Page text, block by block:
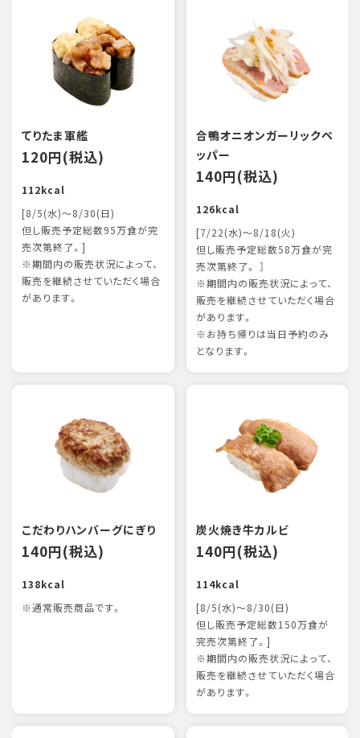
てりたま軍艦
120円(税込)
112kcal
[8/5(水)～8/30(日)
但し販売予定総数95万食が完
売次第終了。]
※期間内の販売状況によって、
販売を継続させていただく場合
があります。
合鴨オニオンガーリックペ
ッパー
140円(税込)
126kcal
[7/22(水)～8/18(火)
但し販売予定総数58万食が完
売次第終了。 ］
※期間内の販売状況によって、
販売を継続させていただく場合
があります。
※お持ち帰りは当日予約のみ
となります。
こだわりハンバーグにぎり
140円(税込)
138kcal
※通常販売商品です。
炭火焼き牛カルビ
140円(税込)
114kcal
[8/5(水)～8/30(日)
但し販売予定総数150万食が
完売次第終了。]
※期間内の販売状況によって、
販売を継続させていただく場合
があります。